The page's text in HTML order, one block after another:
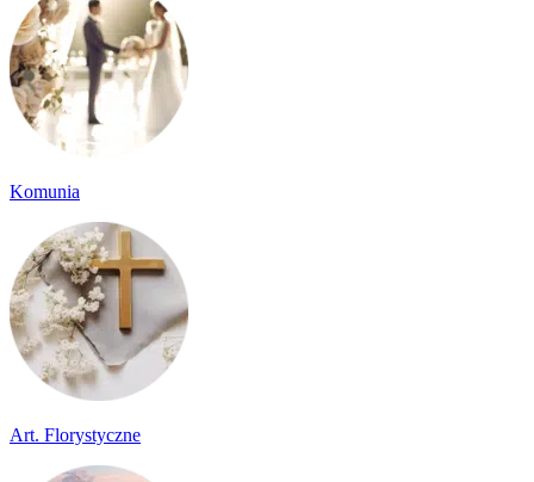
Komunia
Art. Florystyczne